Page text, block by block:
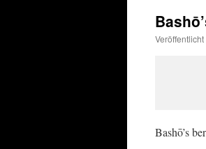
Veröffentlicht
Bashō’s